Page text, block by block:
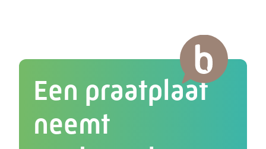
Een praatplaat
neemt